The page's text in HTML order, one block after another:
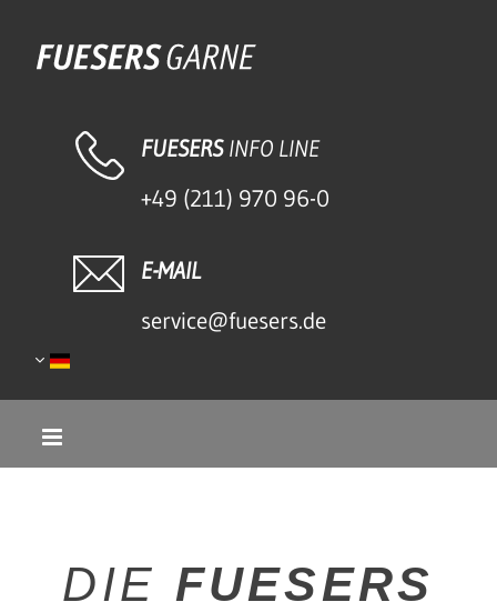
FUESERSINFO LINE
+49 (211) 970 96-0
E-MAIL
service@fuesers.de
DIE FUESERS